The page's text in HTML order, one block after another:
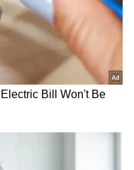
ಹೋದಾಗ ಕೇತನ್
ಅರ್ಧದಲ್ಲೇ ಬಾಲಿ
ಸಿಯಾ ಆತನ
ತಿಳಿಯದಂತೆ
ಬೆಳಕಿಗೆ ಬಂದಿದೆ.
ಅಷ್ಟು ಭೀಕರ